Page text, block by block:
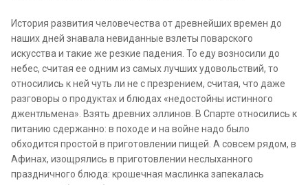
История развития человечества от древнейших времен до
наших дней знавала невиданные взлеты поварского
искусства и такие же резкие падения. То еду возносили до
небес, считая ее одним из самых лучших удовольствий, то
относились к ней чуть ли не с презрением, считая, что даже
разговоры о продуктах и блюдах «недостойны истинного
джентльмена». Взять древних эллинов. В Спарте относились к
питанию сдержанно: в походе и на войне надо было
обходится простой в приготовлении пищей. А совсем рядом, в
Афинах, изощрялись в приготовлении неслыханного
праздничного блюда: крошечная маслинка запекалась